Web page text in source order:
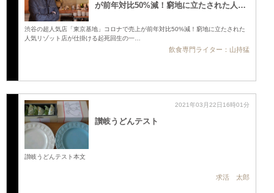
が前年対比50%減！窮地に立たされた人…
渋谷の超人気店「東京基地」コロナで売上が前年対比50%減！窮地に立たされた
人気リゾット店が仕掛ける起死回生の一…
飲食専門ライター：山持猛
2021年03月22日16時01分
讃岐うどんテスト
讃岐うどんテスト本文
求活 太郎